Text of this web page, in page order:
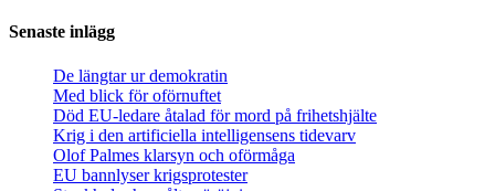
Senaste inlägg
De längtar ur demokratin
Med blick för oförnuftet
Död EU-ledare åtalad för mord på frihetshjälte
Krig i den artificiella intelligensens tidevarv
Olof Palmes klarsyn och oförmåga
EU bannlyser krigsprotester